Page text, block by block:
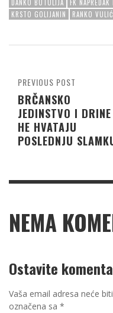
DANKO BUTULIJA FK
KRSTO GOLIJANIN
RANKO
PREVIOUS POST
BRČANSKO
JEDINSTVO I DRINE
HE HVATAJU
POSLEDNJU
NEMA
Ostavite
Vaša email adresa neće
označena sa *